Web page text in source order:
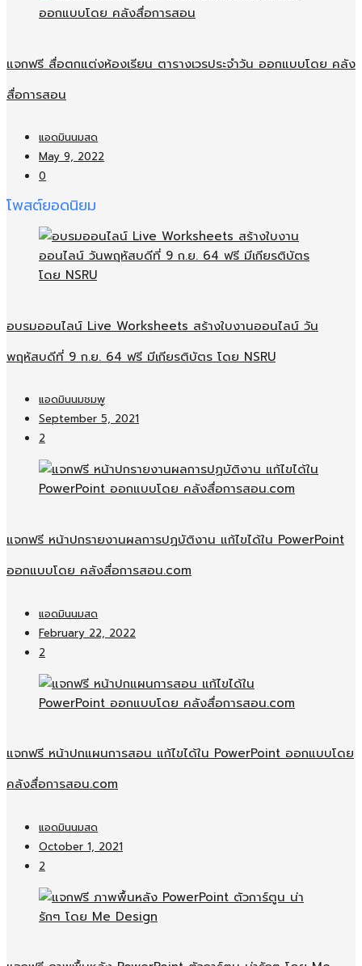
แจกฟรี สื่อตกแต่งห้องเรียน ตารางเวรประจำวัน ออกแบบโดย คลัง
สื่อการสอน
แอดมินนมสด
May 9, 2022
0
โพสต์ยอดนิยม
อบรมออนไลน์​ Live Worksheets สร้างใบงานออนไลน์​ วัน
พฤหัสบดีที่ 9 ก.ย. 64 ฟรี มีเกียรติบัตร โดย NSRU
แอดมินนมชมพู
September 5, 2021
2
แจกฟรี หน้าปกรายงานผลการปฏบัติงาน แก้ไขได้ใน PowerPoint
ออกแบบโดย คลังสื่อการสอน.com
แอดมินนมสด
February 22, 2022
2
แจกฟรี หน้าปกแผนการสอน แก้ไขได้ใน PowerPoint ออกแบบโดย
คลังสื่อการสอน.com
แอดมินนมสด
October 1, 2021
2